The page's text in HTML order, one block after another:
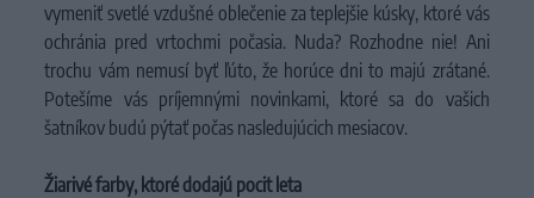
vymeniť svetlé vzdušné oblečenie za teplejšie kúsky, ktoré vás
ochránia pred vrtochmi počasia. Nuda? Rozhodne nie! Ani
trochu vám nemusí byť ľúto, že horúce dni to majú zrátané.
Potešíme vás príjemnými novinkami, ktoré sa do vašich
šatníkov budú pýtať počas nasledujúcich mesiacov.
Žiarivé farby, ktoré dodajú pocit leta